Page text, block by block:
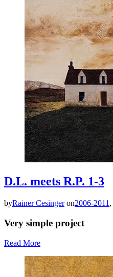
D.L. meets R.P. 1-3
byRainer Cesinger on2006-2011 ,
Very simple project
Read More